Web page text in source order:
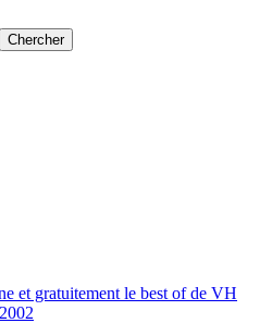
Chercher
et gratuitement le best of de VH